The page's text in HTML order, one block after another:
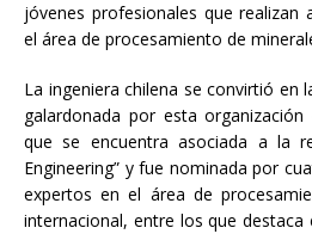
jóvenes profesionales que realizan
el área de procesamiento de
La ingeniera chilena se convirtió en
galardonada por esta
que se encuentra asociada a la
Engineering” y fue nominada por
expertos en el área de
internacional, entre los que destaca